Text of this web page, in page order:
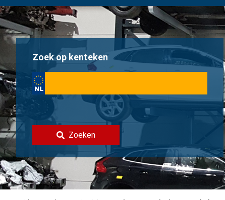
Zoek op kenteken
Zoeken